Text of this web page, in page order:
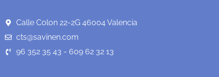
Calle Colon 22-2G 46004 Valencia
cts@savinen.com
96 352 35 43 - 609 62 32 13